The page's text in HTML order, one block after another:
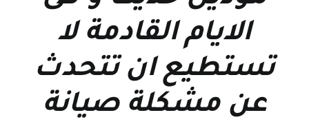
الايام القادمة لا
تستطيع ان تتحدث
عن مشكلة صيانة